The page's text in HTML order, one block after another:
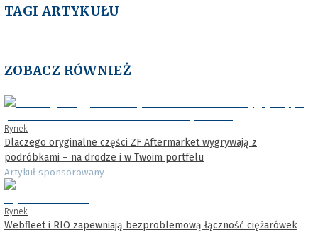
TAGI ARTYKUŁU
ZOBACZ RÓWNIEŻ
Rynek
Dlaczego oryginalne części ZF Aftermarket wygrywają z
podróbkami – na drodze i w Twoim portfelu
Artykuł sponsorowany
Rynek
Webfleet i RIO zapewniają bezproblemową łączność ciężarówek